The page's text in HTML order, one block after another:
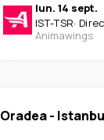
lun. 14 sept.
IST-TSR·
Animawings
Oradea-